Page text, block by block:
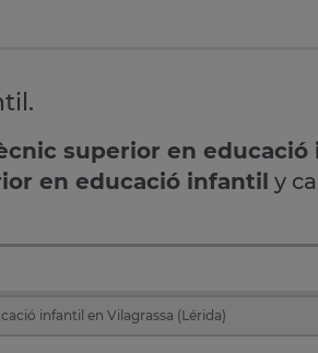
superior en
en educació infantil y
infantil en Vilagrassa (Lérida)